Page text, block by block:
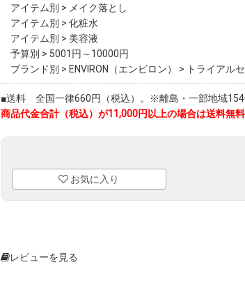
アイテム別 > メイク落とし
アイテム別 > 化粧水
アイテム別 > 美容液
予算別 > 5001円～10000円
ブランド別 > ENVIRON（エンビロン） > トライアル
■送料 全国一律660円（税込）。※離島・一部地域
商品代金合計（税込）が11,000円以上の場合は送料無
お気に入り
レビューを見る